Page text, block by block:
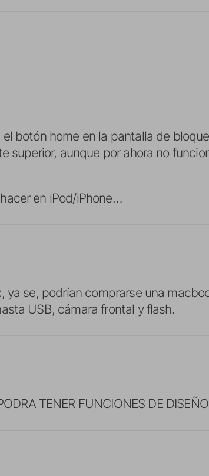
botón home en la pantalla de
superior, aunque por ahora no
en iPod/iPhone…
ya se, podrían comprarse una
USB, cámara frontal y flash.
TENER FUNCIONES DE